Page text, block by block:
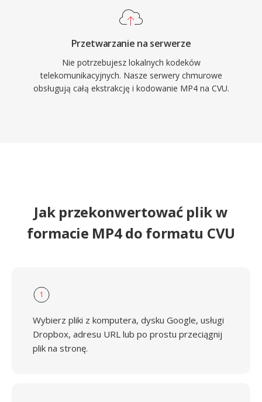
Przetwarzanie na serwerze
Nie potrzebujesz lokalnych kodeków
telekomunikacyjnych. Nasze serwery chmurowe
obsługują całą ekstrakcję i kodowanie MP4 na CVU.
Jak przekonwertować plik w
formacie MP4 do formatu CVU
1
Wybierz pliki z komputera, dysku Google, usługi
Dropbox, adresu URL lub po prostu przeciągnij
plik na stronę.